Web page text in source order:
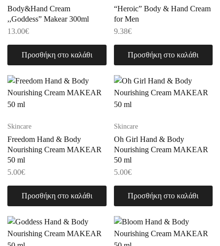
Body&Hand Cream
,,Goddess” Makear 300ml
13.00€
Προσθήκη στο καλάθι
“Heroic” Body & Hand Cream
for Men
9.38€
Προσθήκη στο καλάθι
Skincare
Freedom Hand & Body
Nourishing Cream MAKEAR
50 ml
5.00€
Προσθήκη στο καλάθι
Skincare
Oh Girl Hand & Body
Nourishing Cream MAKEAR
50 ml
5.00€
Προσθήκη στο καλάθι